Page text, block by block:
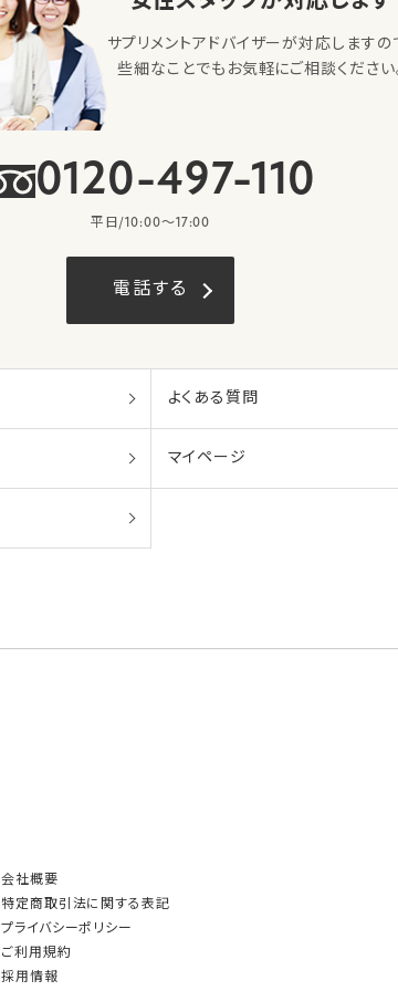
サプリメントアドバイザーが対応しますの
些細なことでもお気軽にご相談ください
0120-497-110
平日/10:00〜17:00
電話する
よくある質問
マイページ
会社概要
特定商取引法に関する表記
プライバシーポリシー
ご利用規約
採用情報